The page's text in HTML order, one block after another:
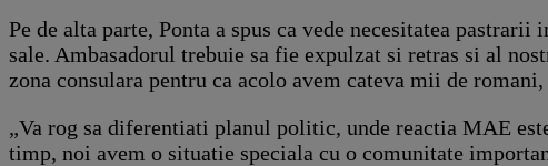
Pe de alta parte, Ponta a spus ca vede necesitatea
sale. Ambasadorul trebuie sa fie expulzat si retras si al
zona consulara pentru ca acolo avem cateva mii de
„Va rog sa diferentiati planul politic, unde reactia MAE
timp, noi avem o situatie speciala cu o comunitate